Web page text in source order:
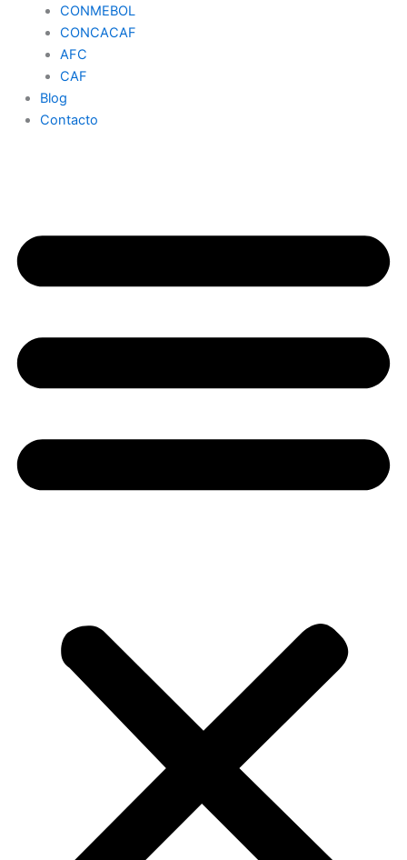
CONMEBOL
CONCACAF
AFC
CAF
Blog
Contacto